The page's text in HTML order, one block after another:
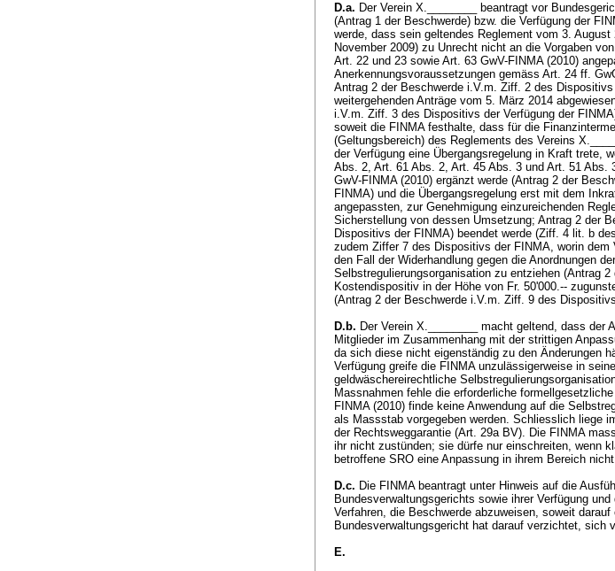
D.a. Der Verein X.________ beantragt vor
(Antrag 1 der Beschwerde) bzw. die Verfügung der
werde, dass sein geltendes Reglement vom 3.
November 2009) zu Unrecht nicht an die Vorgaben
Art. 22 und 23 sowie Art. 63 GwV-FINMA(2010)
Anerkennungsvoraussetzungen gemäss Art. 24 ff.
Antrag 2 der Beschwerde i.V.m. Ziff. 2 des
weitergehenden Anträge vom 5. März 2014
i.V.m. Ziff. 3 des Dispositivs der Verfügung der
soweit die FINMA festhalte, dass für die
(Geltungsbereich) des Reglements des Vereins
der Verfügung eine Übergangsregelung in Kraft trete,
Abs. 2, Art. 61 Abs. 2, Art. 45 Abs. 3 und Art. 51 Abs.
GwV-FINMA(2010) ergänzt werde (Antrag 2 der
FINMA) und die Übergangsregelung erst mit dem
angepassten, zur Genehmigung einzureichenden
Sicherstellung von dessen Umsetzung; Antrag 2 der
Dispositivs der FINMA) beendet werde (Ziff. 4 lit. b
zudem Ziffer 7 des Dispositivs der FINMA, worin dem
den Fall der Widerhandlung gegen die Anordnungen
Selbstregulierungsorganisation zu entziehen (Antrag
Kostendispositiv in der Höhe von Fr. 50'000.--
(Antrag 2 der Beschwerde i.V.m. Ziff. 9 des
D.b. Der Verein X.________ macht geltend, dass der
Mitglieder im Zusammenhang mit der strittigen
da sich diese nicht eigenständig zu den Änderungen
Verfügung greife die FINMA unzulässigerweise in
geldwäschereirechtliche
Massnahmen fehle die erforderliche
FINMA (2010) finde keine Anwendung auf die
als Massstab vorgegeben werden. Schliesslich liege
der Rechtsweggarantie (Art. 29a BV). Die FINMA
ihr nicht zustünden; sie dürfe nur einschreiten, wenn
betroffene SRO eine Anpassung in ihrem Bereich
D.c. Die FINMA beantragt unter Hinweis auf die
Bundesverwaltungsgerichts sowie ihrer Verfügung
Verfahren, die Beschwerde abzuweisen, soweit
Bundesverwaltungsgericht hat darauf verzichtet, sich
E.